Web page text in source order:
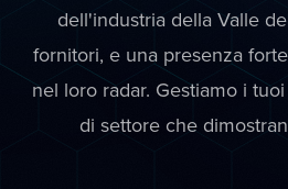
dell'industria della Valle
fornitori, e una presenza
nel loro radar. Gestiamo i
di settore che